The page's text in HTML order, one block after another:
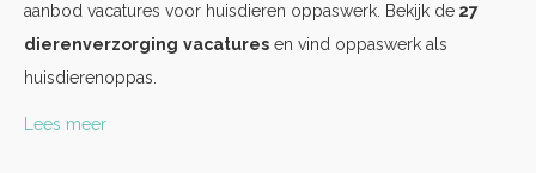
aanbod vacatures voor huisdieren oppaswerk. Bekijk de 27
dierenverzorging vacatures en vind oppaswerk als
huisdierenoppas.
Lees meer